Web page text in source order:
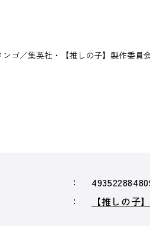
ゴ／集英社・【推しの子】製作委員
【推しの子】